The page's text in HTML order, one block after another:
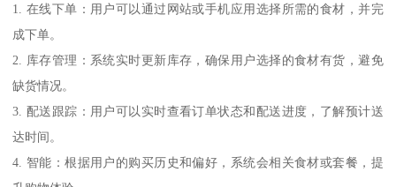
1. 在线下单：用户可以通过网站或手机应用选择所需的食材，并完
成下单。
2. 库存管理：系统实时更新库存，确保用户选择的食材有货，避免
缺货情况。
3. 配送跟踪：用户可以实时查看订单状态和配送进度，了解预计送
达时间。
4. 智能：根据用户的购买历史和偏好，系统会相关食材或套餐，提